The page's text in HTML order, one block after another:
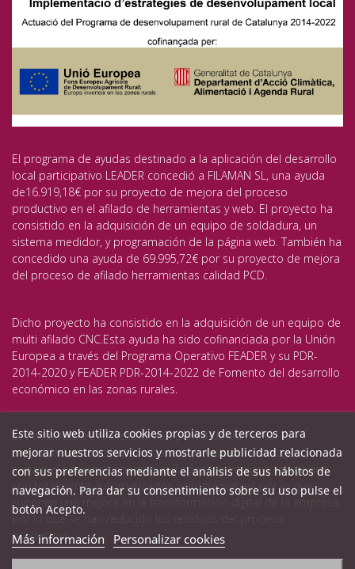
Este sitio web utiliza cookies propias y de terceros para
mejorar nuestros servicios y mostrarle publicidad relacionada
con sus preferencias mediante el análisis de sus hábitos de
navegación. Para dar su consentimiento sobre su uso pulse el
botón Acepto.
Más información Personalizar cookies
El programa de ayudas destinado a la aplicación del desarrollo
local participativo LEADER concedió a FILAMAN SL, una ayuda
de16.919,18€ por su proyecto de mejora del proceso
productivo en el afilado de herramientas y web. El proyecto ha
consistido en la adquisición de un equipo de soldadura, un
sistema medidor, y programación de la página web. También ha
concedido una ayuda de 69.995,72€ por su proyecto de mejora
del proceso de afilado herramientas calidad PCD.
Dicho proyecto ha consistido en la adquisición de un equipo de
multi afilado CNC.Esta ayuda ha sido cofinanciada por la Unión
Europea a través del Programa Operativo FEADER y su PDR-
2014-2020 y FEADER PDR-2014-2022 de Fomento del desarrollo
económico en las zonas rurales.
Las actuaciones realizadas han permitido aumentar la
capacidad productiva, avanzar en las nuevas tecnologías y
reducir el consumo energético. Todos los equipos adquiridos
son totalmente automatizados y programables por lo que
suponen una mejora en la transformación digital de la empresa,
por lo que se han reducido los residuos del proceso
productivo.